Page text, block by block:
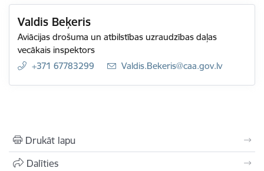
Valdis Beķeris
Aviācijas drošuma un atbilstības uzraudzības daļas
vecākais inspektors
+371 67783299
E-pasts:
Valdis.Bekeris@caa.gov.lv
Drukāt lapu
Dalīties